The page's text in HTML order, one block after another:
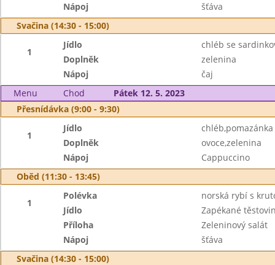
Nápoj
šťáva
Svačina (14:30 - 15:00)
1
Jídlo
chléb se
Doplněk
zelenina
Nápoj
čaj
Menu
Chod
Pátek 12. 5. 2023
Přesnídávka (9:00 - 9:30)
1
Jídlo
Doplněk
ovoce,zelenina
Nápoj
Cappuccino
Oběd (11:30 - 13:45)
1
Polévka
norská rybí s
Jídlo
Zapékané
Příloha
Zeleninový salát
Nápoj
šťáva
Svačina (14:30 - 15:00)